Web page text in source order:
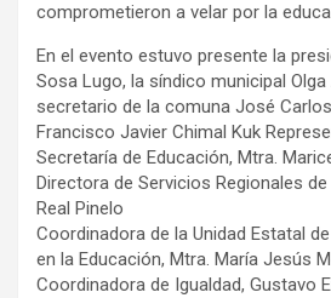
comprometieron a velar por la
En el evento estuvo presente la
Sosa Lugo, la síndico municipal
secretario de la comuna José
Francisco Javier Chimal Kuk
Secretaría de Educación, Mtra.
Directora de Servicios Regionales de
Real Pinelo
Coordinadora de la Unidad Estatal
en la Educación, Mtra. María Jesús
Coordinadora de Igualdad, Gustavo